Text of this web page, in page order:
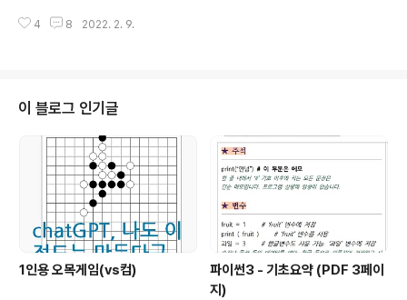
실시간 통신 기술 웹소켓에 특화된 Node.js와 세계 최대
console.log("고급기술자"); } else if(career>=5){ c
기술자 등급을 매기는 제도인데요. 과거에는 초급, 중급, 고
급, 특급, 기술사 5단계였으나, 개정된 등급은 초급, 중급,
고급, 특급 4단계입니다. 자세한 정보는 아래 페이지를 참
조해 주세요. ( 2022. 2. 5 기준 ) ..
4 8 2022. 2. 9.
이 블로그 인기글
1인용 오목게임(vs컴)
파이썬3 - 기초요약 (PDF 3페이
지)